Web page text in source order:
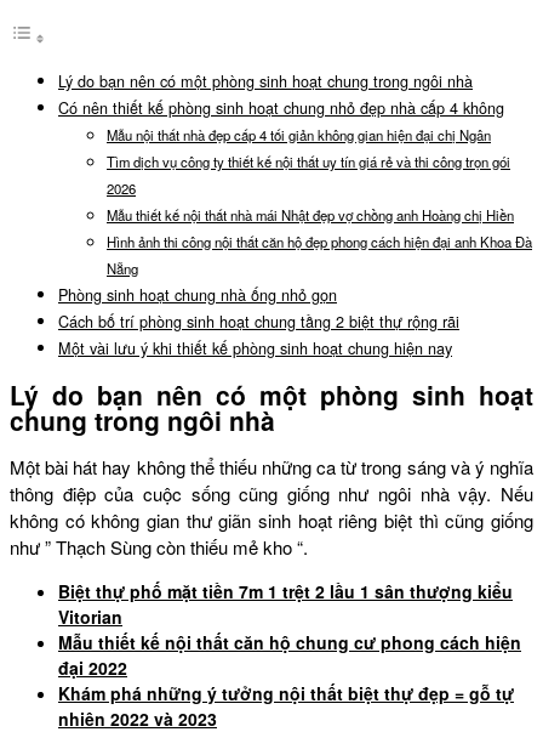
Lý do bạn nên có một phòng sinh hoạt chung trong ngôi nhà
Có nên thiết kế phòng sinh hoạt chung nhỏ đẹp nhà cấp 4 không
Mẫu nội thất nhà đẹp cấp 4 tối giản không gian hiện đại chị Ngân
Tìm dịch vụ công ty thiết kế nội thất uy tín giá rẻ và thi công trọn gói
2026
Mẫu thiết kế nội thất nhà mái Nhật đẹp vợ chồng anh Hoàng chị Hiền
Hình ảnh thi công nội thất căn hộ đẹp phong cách hiện đại anh Khoa Đà
Nẵng
Phòng sinh hoạt chung nhà ống nhỏ gọn
Cách bố trí phòng sinh hoạt chung tầng 2 biệt thự rộng rãi
Một vài lưu ý khi thiết kế phòng sinh hoạt chung hiện nay
Lý do bạn nên có một phòng sinh hoạt
chung trong ngôi nhà
Một bài hát hay không thể thiếu những ca từ trong sáng và ý nghĩa
thông điệp của cuộc sống cũng giống như ngôi nhà vậy. Nếu
không có không gian thư giãn sinh hoạt riêng biệt thì cũng giống
như ” Thạch Sùng còn thiếu mẻ kho “.
Biệt thự phố mặt tiền 7m 1 trệt 2 lầu 1 sân thượng kiểu
Vitorian
Mẫu thiết kế nội thất căn hộ chung cư phong cách hiện
đại 2022
Khám phá những ý tưởng nội thất biệt thự đẹp = gỗ tự
nhiên 2022 và 2023